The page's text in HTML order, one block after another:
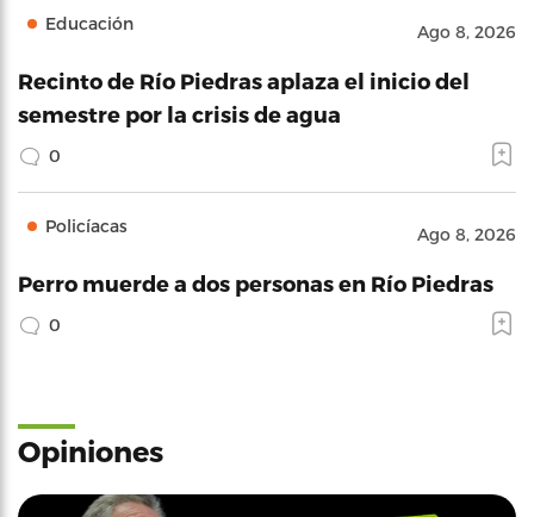
Educación Ago 8, 2026
Recinto de Río Piedras aplaza el inicio del
semestre por la crisis de agua
0
Policíacas Ago 8, 2026
Perro muerde a dos personas en Río Piedras
0
Opiniones